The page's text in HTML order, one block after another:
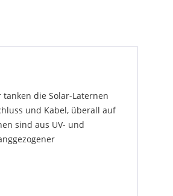
die Solar-Laternen
und Kabel, überall auf
sind aus UV- und